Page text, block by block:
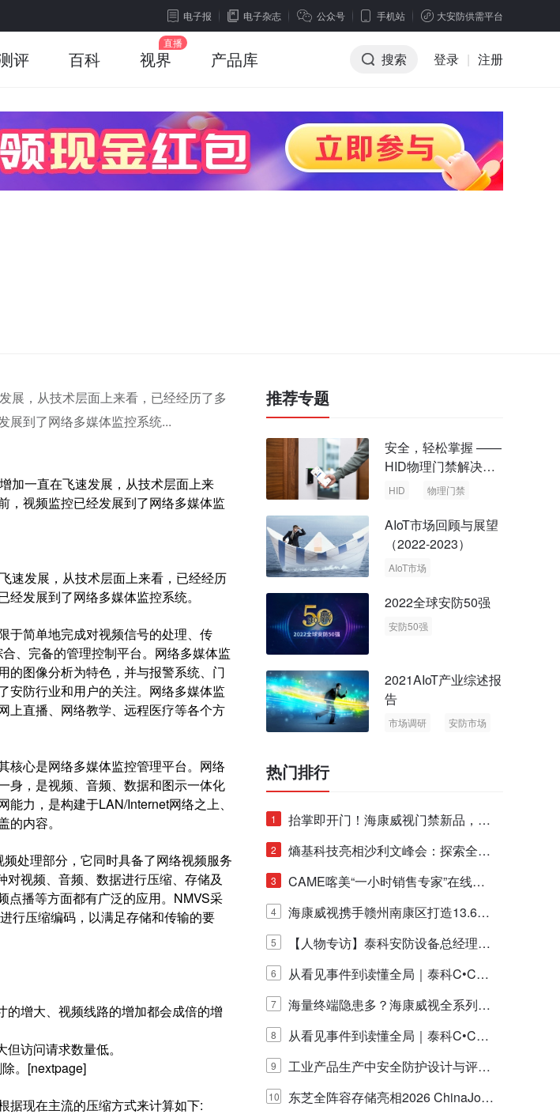
电子报 电子杂志 公众号 手机站 大安防供需平台
评 百科 视界 产品库 搜索 登录 | 注册
展，从技术层面上来看，已经经历了多
展到了网络多媒体监控系统...
加一直在飞速发展，从技术层面上来
，视频监控已经发展到了网络多媒体监
发展，从技术层面上来看，已经经历
经发展到了网络多媒体监控系统。
简单地完成对视频信号的处理、传
、完备的管理控制平台。网络多媒体监
的图像分析为特色，并与报警系统、门
安防行业和用户的关注。网络多媒体监
上直播、网络教学、远程医疗等各个方
心是网络多媒体监控管理平台。网络
身，是视频、音频、数据和图示一体化
力，是构建于LAN/Internet网络之上、
的内容。
处理部分，它同时具备了网络视频服务
视频、音频、数据进行压缩、存储及
点播等方面都有广泛的应用。NMVS采
行压缩编码，以满足存储和传输的要
增大、视频线路的增加都会成倍的增
访问请求数量低。
。[nextpage]
现在主流的压缩方式来计算如下:
推荐专题
安全，轻松掌握 ——
HID物理门禁解决方
案，启动智慧安全新
HID 物理门禁
AIoT市场回顾与展望
（2022-2023）
AIoT市场
2022全球安防50强
安防50强
2021AIoT产业综述报
告
市场调研
安防市场
热门排行
1
抬掌即开门！海康威视门禁新品，不
止认人脸，更认"掌"中静脉！
2
熵基科技亮相沙利文峰会：探索全栈
脑机技术商业化生态新路径
3
CAME喀美“一小时销售专家”在线赋
能培训正式启动！
4
海康威视携手赣州南康区打造13.6公
里绿波网
5
【人物专访】泰科安防设备总经理张
宁解码安防出海新范式
6
从看见事件到读懂全局｜泰科C•CUR
E IQ 3.20开启安防运营智能新时代
7
海量终端隐患多？海康威视全系列物
联安全产品，四层守护更放心！
8
从看见事件到读懂全局｜泰科C•CUR
E IQ 3.20开启安防运营智能新时代
9
工业产品生产中安全防护设计与评估
的实践与探讨
10
东芝全阵容存储亮相2026 ChinaJo